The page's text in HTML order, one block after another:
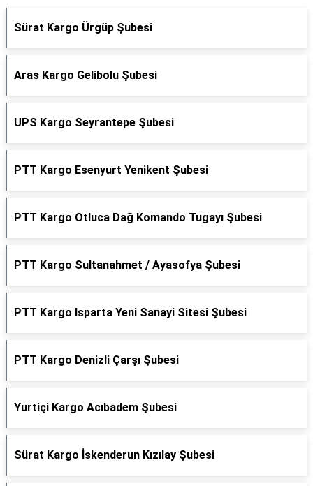
Sürat Kargo Ürgüp Şubesi
Aras Kargo Gelibolu Şubesi
UPS Kargo Seyrantepe Şubesi
PTT Kargo Esenyurt Yenikent Şubesi
PTT Kargo Otluca Dağ Komando Tugayı Şubesi
PTT Kargo Sultanahmet / Ayasofya Şubesi
PTT Kargo Isparta Yeni Sanayi Sitesi Şubesi
PTT Kargo Denizli Çarşı Şubesi
Yurtiçi Kargo Acıbadem Şubesi
Sürat Kargo İskenderun Kızılay Şubesi